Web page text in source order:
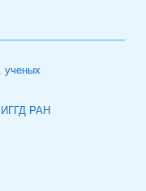
ученых
ИГГД РАН